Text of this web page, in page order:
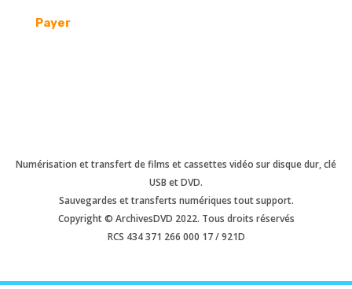
Payer
Numérisation et transfert de films et cassettes vidéo sur disque dur, clé
USB et DVD.
Sauvegardes et transferts numériques tout support.
Copyright © ArchivesDVD 2022. Tous droits réservés
RCS 434 371 266 000 17 / 921D